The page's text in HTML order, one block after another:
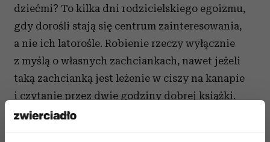
dziećmi? To kilka dni rodzicielskiego egoizmu,
gdy dorośli stają się centrum zainteresowania,
a nie ich latorośle. Robienie rzeczy wyłącznie
z myślą o własnych zachciankach, nawet jeżeli
taką zachcianką jest leżenie w ciszy na kanapie
i czytanie przez dwie godziny dobrej książki.
Każdy z nas ma takie odkładane na kiedyś
przyjemności, rzeczy za którymi tęskni. Jeżeli